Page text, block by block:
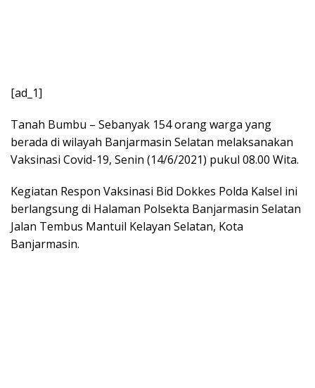
[ad_1]
Tanah Bumbu – Sebanyak 154 orang warga yang
berada di wilayah Banjarmasin Selatan melaksanakan
Vaksinasi Covid-19, Senin (14/6/2021) pukul 08.00 Wita.
Kegiatan Respon Vaksinasi Bid Dokkes Polda Kalsel ini
berlangsung di Halaman Polsekta Banjarmasin Selatan
Jalan Tembus Mantuil Kelayan Selatan, Kota
Banjarmasin.